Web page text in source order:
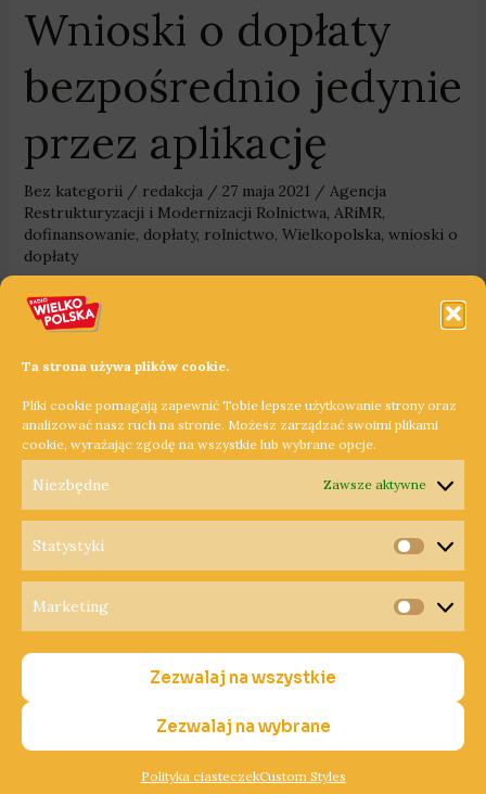
Ta strona używa plików cookie.
Pliki cookie pomagają zapewnić Tobie lepsze użytkowanie strony oraz
analizować nasz ruch na stronie. Możesz zarządzać swoimi plikami
cookie, wyrażając zgodę na wszystkie lub wybrane opcje.
Niezbędne Zawsze aktywne
Statystyki
Marketing
Zezwalaj na wszystkie
Zezwalaj na wybrane
Polityka ciasteczekCustom Styles
Wnioski o dopłaty
bezpośrednio jedynie
przez aplikację
Bez kategorii/ redakcja / 27 maja 2021 / Agencja
Restrukturyzacji i Modernizacji Rolnictwa, ARiMR,
dofinansowanie, dopłaty, rolnictwo, Wielkopolska, wnioski o
dopłaty
Agencja Restrukturyzacji i Modernizacji Rolnictwa
przypomina, że wnioski o dopłaty bezpośrednie i
pośrednictwem aplikacji eWniosekPlus. W tym roku ARiMR
nie wysyła oświadczeń o braku zmian.
Dowiedz się więcej »
Polityka Cookies